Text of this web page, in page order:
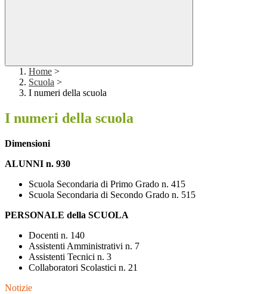
Home >
Scuola >
I numeri della scuola
I numeri della scuola
Dimensioni
ALUNNI n. 930
Scuola Secondaria di Primo Grado n. 415
Scuola Secondaria di Secondo Grado n. 515
PERSONALE della SCUOLA
Docenti n. 140
Assistenti Amministrativi n. 7
Assistenti Tecnici n. 3
Collaboratori Scolastici n. 21
Notizie